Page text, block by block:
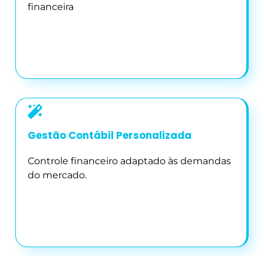
financeira
Gestão Contábil Personalizada
Controle financeiro adaptado às demandas
do mercado.